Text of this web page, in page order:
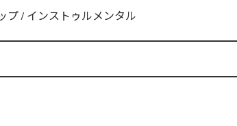
プ / インストゥルメンタル